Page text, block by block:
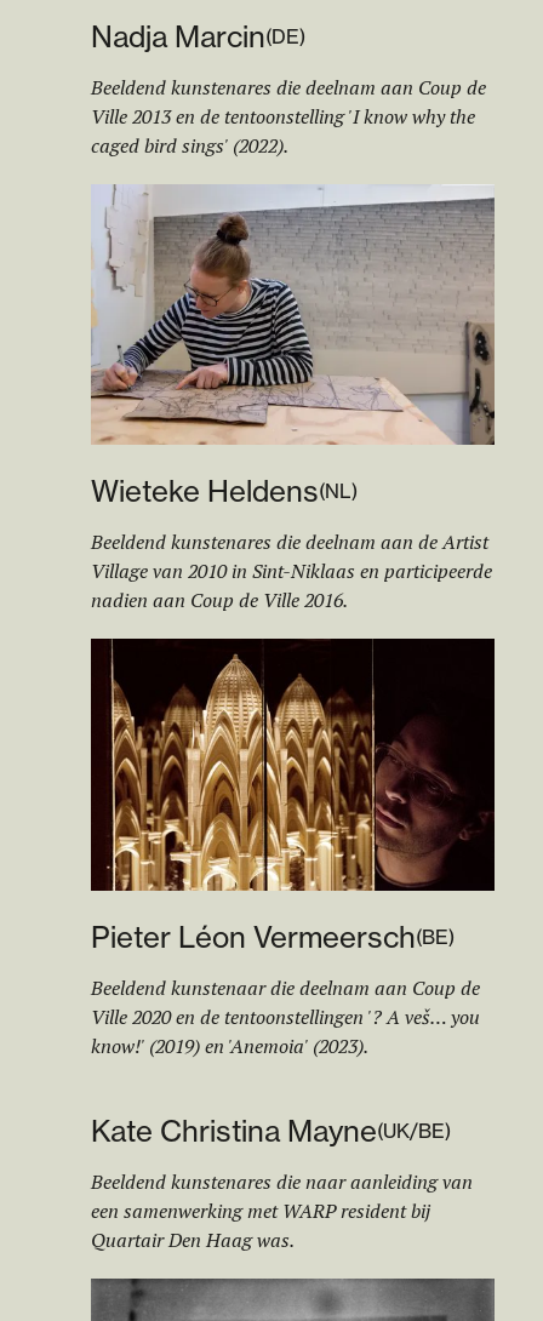
Nadja Marcin(DE)
Beeldend kunstenares die deelnam aan Coup de
Ville 2013 en de tentoonstelling 'I know why the
caged bird sings' (2022).
Wieteke Heldens(NL)
Beeldend kunstenares die deelnam aan de Artist
Village van 2010 in Sint-Niklaas en participeerde
nadien aan Coup de Ville 2016.
Pieter Léon Vermeersch(BE)
Beeldend kunstenaar die deelnam aan Coup de
Ville 2020 en de tentoonstellingen '? A veš… you
know!' (2019) en 'Anemoia' (2023).
Kate Christina Mayne(UK/BE)
Beeldend kunstenares die naar aanleiding van
een samenwerking met WARP resident bij
Quartair Den Haag was.